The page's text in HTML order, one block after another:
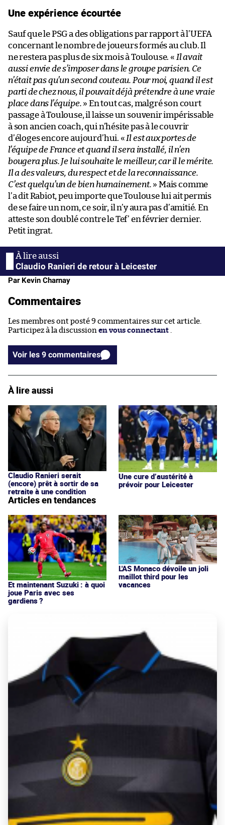
Une expérience écourtée
Sauf que le PSG a des obligations par rapport à l’UEFA
concernant le nombre de joueurs formés au club. Il
ne restera pas plus de six mois à Toulouse. « Il avait
aussi envie de s’imposer dans le groupe parisien. Ce
n’était pas qu’un second couteau. Pour moi, quand il est
parti de chez nous, il pouvait déjà prétendre à une vraie
place dans l’équipe. » En tout cas, malgré son court
passage à Toulouse, il laisse un souvenir impérissable
à son ancien coach, qui n’hésite pas à le couvrir
d’éloges encore aujourd’hui. « Il est aux portes de
l’équipe de France et quand il sera installé, il n’en
bougera plus. Je lui souhaite le meilleur, car il le mérite.
Il a des valeurs, du respect et de la reconnaissance.
C’est quelqu’un de bien humainement. » Mais comme
l’a dit Rabiot, peu importe que Toulouse lui ait permis
de se faire un nom, ce soir, il n’y aura pas d’amitié. En
atteste son doublé contre le Tef’ en février dernier.
Petit ingrat.
Claudio Ranieri de retour à Leicester
Par Kevin Charnay
Commentaires
Les membres ont posté 9 commentaires sur cet article.
Participez à la discussion en vous connectant
Voir les 9 commentaires
À lire aussi
Claudio Ranieri serait
(encore) prêt à sortir de sa
retraite à une condition
Une cure d’austérité à
prévoir pour Leicester
Articles en tendances
Et maintenant Suzuki : à quoi
joue Paris avec ses
gardiens ?
L'AS Monaco dévoile un joli
maillot third pour les
vacances